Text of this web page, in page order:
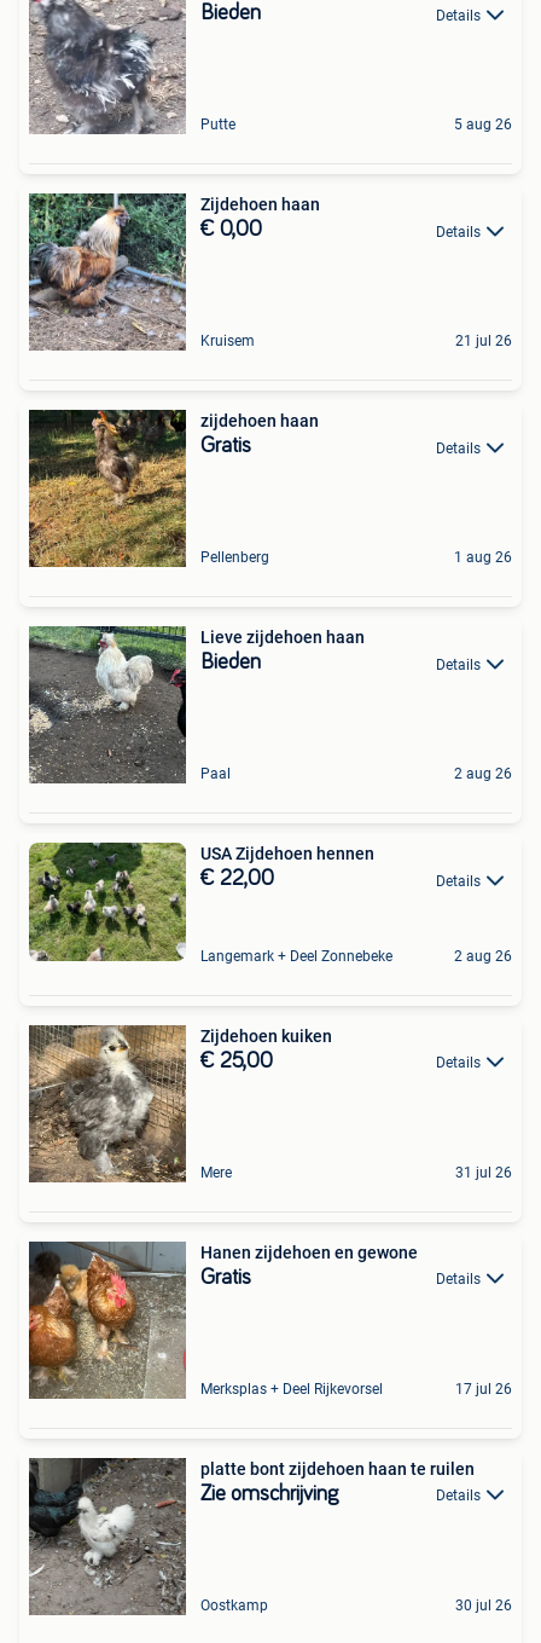
Bieden Details
Putte 5 aug 26
Zijdehoen haan
€ 0,00 Details
Kruisem 21 jul 26
zijdehoen haan
Gratis Details
Pellenberg 1 aug 26
Lieve zijdehoen haan
Bieden Details
Paal 2 aug 26
USA Zijdehoen hennen
€ 22,00 Details
Langemark + Deel Zonnebeke 2 aug 26
Zijdehoen kuiken
€ 25,00 Details
Mere 31 jul 26
Hanen zijdehoen en gewone
Gratis Details
Merksplas + Deel Rijkevorsel 17 jul 26
platte bont zijdehoen haan te ruilen
Zie omschrijving Details
Oostkamp 30 jul 26